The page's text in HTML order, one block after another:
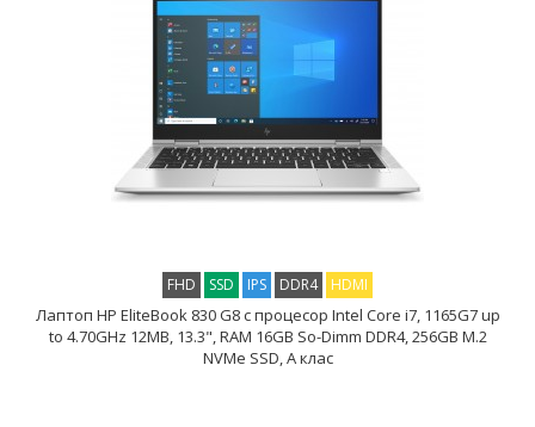
FHD SSD IPS DDR4 HDMI
Лаптоп HP EliteBook 830 G8 с процесор Intel Core i7, 1165G7 up
to 4.70GHz 12MB, 13.3", RAM 16GB So-Dimm DDR4, 256GB M.2
NVMe SSD, A клас